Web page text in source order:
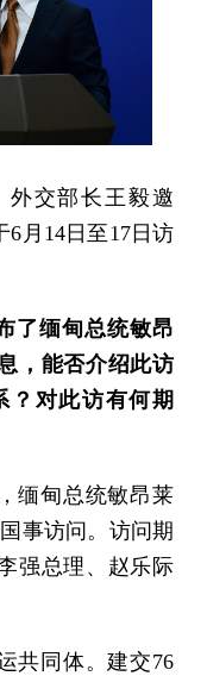
外交部长王毅邀
月14日至17日访
了缅甸总统敏昂
，能否介绍此访
？对此访有何期
缅甸总统敏昂莱
事访问。访问期
强总理、赵乐际
共同体。建交76